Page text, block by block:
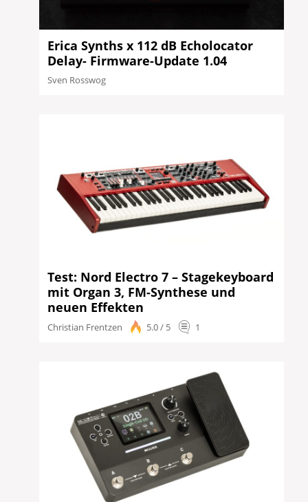
Erica Synths x 112 dB Echolocator
Delay- Firmware-Update 1.04
Sven Rosswog
Test: Nord Electro 7 – Stagekeyboard
mit Organ 3, FM-Synthese und
neuen Effekten
Christian Frentzen 5.0 / 5 1